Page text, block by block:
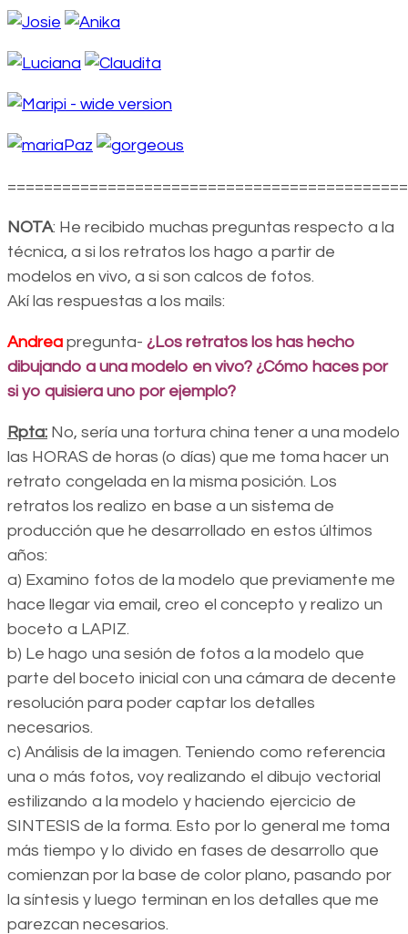
NOTA: He recibido muchas preguntas respecto a la
técnica, a si los retratos los hago a partir de
modelos en vivo, a si son calcos de fotos.
Akí las respuestas a los mails:
Andrea pregunta- ¿Los retratos los has hecho
dibujando a una modelo en vivo? ¿Cómo haces por
si yo quisiera uno por ejemplo?
Rpta: No, sería una tortura china tener a una modelo
las HORAS de horas (o días) que me toma hacer un
retrato congelada en la misma posición. Los
retratos los realizo en base a un sistema de
producción que he desarrollado en estos últimos
años:
a) Examino fotos de la modelo que previamente me
hace llegar via email, creo el concepto y realizo un
boceto a LAPIZ.
b) Le hago una sesión de fotos a la modelo que
parte del boceto inicial con una cámara de decente
resolución para poder captar los detalles
necesarios.
c) Análisis de la imagen. Teniendo como referencia
una o más fotos, voy realizando el dibujo vectorial
estilizando a la modelo y haciendo ejercicio de
SINTESIS de la forma. Esto por lo general me toma
más tiempo y lo divido en fases de desarrollo que
comienzan por la base de color plano, pasando por
la síntesis y luego terminan en los detalles que me
parezcan necesarios.